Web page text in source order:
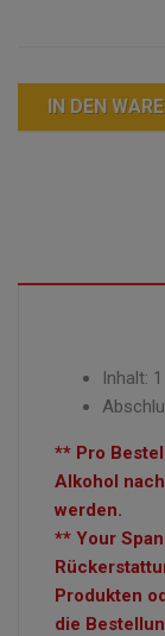
IN DEN
Inhalt:
** Pro
Alkohol
werden.
** Your
Produkten
die